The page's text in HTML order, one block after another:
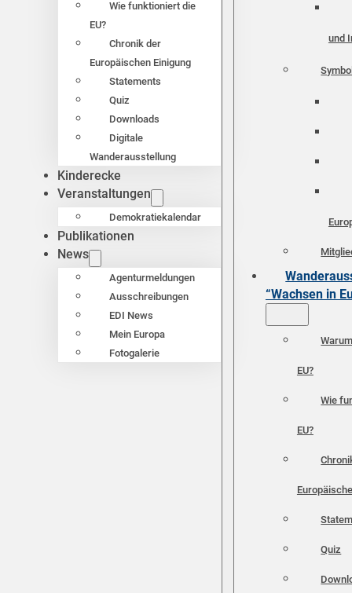
Wie funktioniert die
EU?
Chronik der
Europäischen Einigung
Statements
Quiz
Downloads
Digitale
Wanderausstellung
Kinderecke
Veranstaltungen
Demokratiekalendar
Publikationen
News
Agenturmeldungen
Ausschreibungen
EDI News
Mein Europa
Fotogalerie
und
“Wachsen in
EU?
Wie
EU?
Quiz